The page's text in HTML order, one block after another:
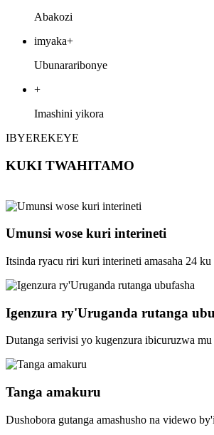
Abakozi
imyaka+
Ubunararibonye
+
Imashini yikora
IBYEREKEYE
KUKI TWAHITAMO
Umunsi wose kuri interineti
Itsinda ryacu riri kuri interineti amasaha 24
Igenzura ry'Uruganda rutanga
Dutanga serivisi yo kugenzura ibicuruzwa
Tanga amakuru
Dushobora gutanga amashusho na videwo